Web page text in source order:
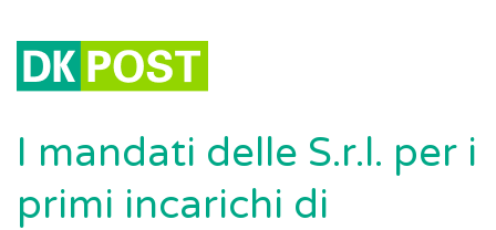
I mandati delle S.r.l. per i
primi incarichi di